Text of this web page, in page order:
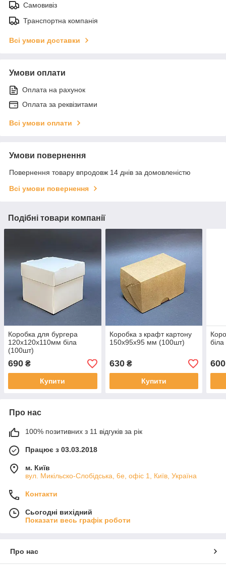
Самовивіз
Транспортна компанія
Всі умови доставки
Умови оплати
Оплата на рахунок
Оплата за реквізитами
Всі умови оплати
Умови повернення
Повернення товару впродовж 14 днів за домовленістю
Всі умови повернення
Подібні товари компанії
Коробка для бургера
120х120х110мм біла
(100шт)
690 ₴
Купити
Коробка з крафт картону
150х95х95 мм (100шт)
630₴
Купити
600
Про нас
100% позитивних з 11 відгуків за рік
Працює з 03.03.2018
м. Київ
вул. Микільско-Слобідська, 6е, офіс 1, Київ, Україна
Контакти
Сьогодні вихідний
Показати весь графік роботи
Про нас